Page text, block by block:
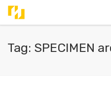
Tag: SPECIMEN